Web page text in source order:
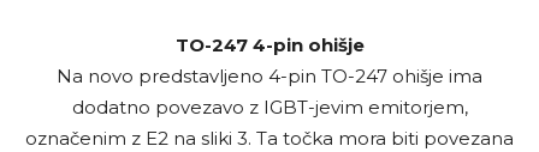
TO-247 4-pin ohišje
Na novo predstavljeno 4-pin TO-247 ohišje ima
dodatno povezavo z IGBT-jevim emitorjem,
označenim z E2 na sliki 3. Ta točka mora biti povezana